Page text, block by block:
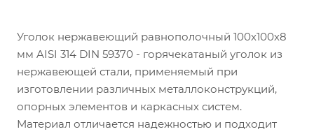
Уголок нержавеющий равнополочный 100х100х8
мм AISI 314 DIN 59370 - горячекатаный уголок из
нержавеющей стали, применяемый при
изготовлении различных металлоконструкций,
опорных элементов и каркасных систем.
Материал отличается надежностью и подходит